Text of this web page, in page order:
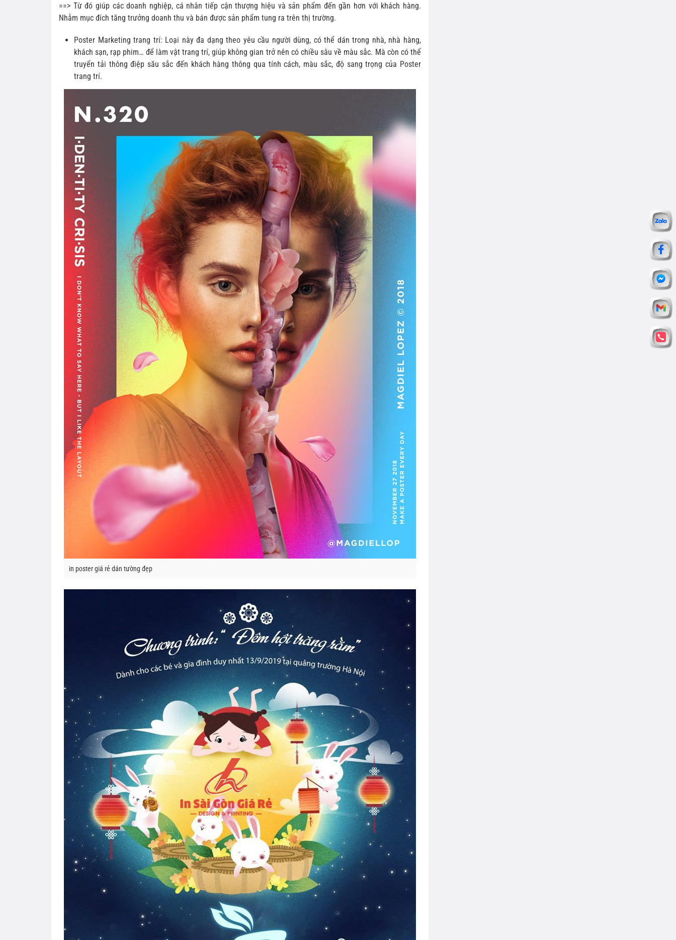
==> Từ đó giúp các doanh nghiệp, cá nhân tiếp cận thượng hiệu và sản phẩm đến gần hơn với khách hàng.
Nhằm mục đích tăng trưởng doanh thu và bán được sản phẩm tung ra trên thị trường.
Poster Marketing trang trí: Loại này đa dạng theo yêu cầu người dùng, có thể dán trong nhà, nhà hàng,
khách sạn, rạp phim… để làm vật trang trí, giúp không gian trở nên có chiều sâu về màu sắc. Mà còn có thể
truyển tải thông điệp său sắc đến khách hàng thông qua tính cách, màu sắc, độ sang trọng của Poster
trang trí.
in poster giá rẻ dán tường đẹp